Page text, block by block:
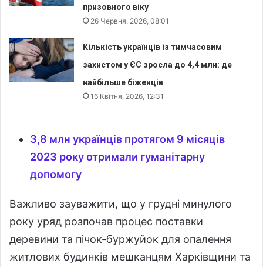
призовного віку
26 Червня, 2026, 08:01
Кількість українців із тимчасовим
захистом у ЄС зросла до 4,4 млн: де
найбільше біженців
16 Квітня, 2026, 12:31
3,8 млн українців протягом 9 місяців
2023 року отримали гуманітарну
допомогу
Важливо зауважити, що у грудні минулого
року уряд розпочав процес поставки
деревини та пічок-буржуйок для опалення
житлових будинків мешканцям Харківщини та